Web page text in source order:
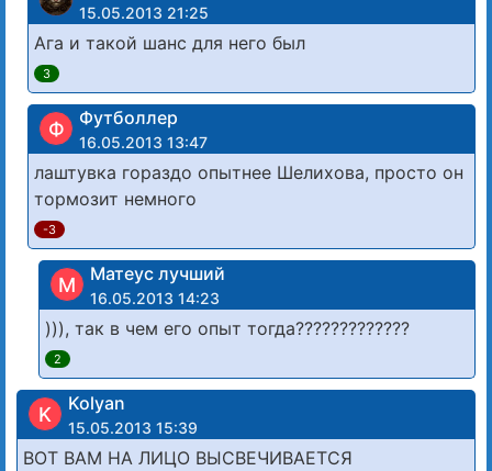
15.05.2013 21:25
Ага и такой шанс для него был
3
Ф Футболлер
16.05.2013 13:47
лаштувка гораздо опытнее Шелихова, просто он
тормозит немного
-3
М Матеус лучший
16.05.2013 14:23
))), так в чем его опыт тогда?????????????
2
K Kolyan
15.05.2013 15:39
ВОТ ВАМ НА ЛИЦО ВЫСВЕЧИВАЕТСЯ